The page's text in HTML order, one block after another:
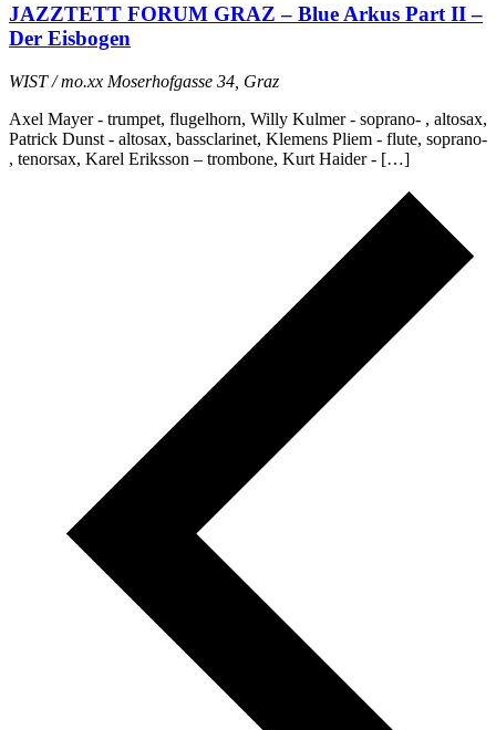
JAZZTETT FORUM GRAZ – Blue Arkus Part II –
Der Eisbogen
WIST / mo.xx Moserhofgasse 34, Graz
Axel Mayer - trumpet, flugelhorn, Willy Kulmer - soprano- , altosax,
Patrick Dunst - altosax, bassclarinet, Klemens Pliem - flute, soprano-
, tenorsax, Karel Eriksson – trombone, Kurt Haider - […]